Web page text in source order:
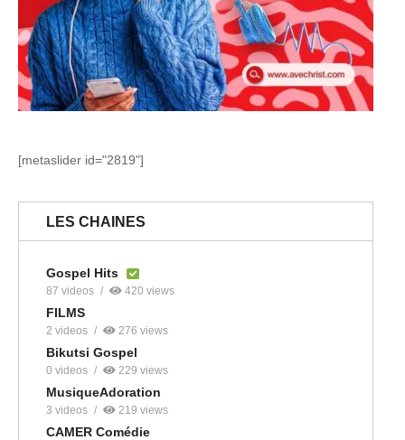
[metaslider id="2819"]
LES CHAINES
Gospel Hits
87 videos 420 views
FILMS
2 videos 276 views
Bikutsi Gospel
0 videos 229 views
MusiqueAdoration
3 videos 219 views
CAMER Comédie